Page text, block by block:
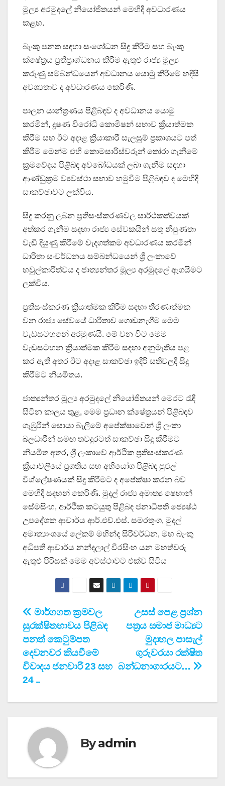
මූල්‍ය අරමුදලේ නියෝජිතයන් මෙහිදී අවධාරණය
කළහ.
බැංකු පනත සඳහා සංශෝධන සිදු කිරීම සහ බැංකු
ක්ෂේත්‍රය ප්‍රතිප්‍රාග්ධනය කිරීම ඇතුළු රාජ්‍ය මූල්‍ය
කරුණු සම්බන්ධයෙන් අවධානය යොමු කිරීමේ හදිසි
අවශ්‍යතාව ද අවධාරණය කෙරිණි.
පාලන යාන්ත්‍රණය පිළිබඳව ද අවධානය යොමු
කරමින්, දූෂණ විරෝධී කොමිෂන් සභාව ක්‍රියාත්මක
කිරීම සහ ඊට අදාළ ක්‍රියාකාරී සැලසුම් ප්‍රකාශයට පත්
කිරීම මෙන්ම එහි කොමසාරිස්වරුන් තෝරා ගැනීමේ
ක්‍රමවේදය පිළිබඳ අවබෝධයක් ලබා ගැනීම සඳහා
ආණ්ඩුක්‍රම ව්‍යවස්ථා සභාව හමුවීම පිළිබඳව ද මෙහිදී
සාකච්ඡාවට ලක්විය.
සිදු කරනු ලබන ප්‍රතිසංස්කරණවල සාර්ථකත්වයක්
අත්කර ගැනීම සඳහා රාජ්‍ය සේවකයින් සතු නිපුණතා
වැඩි දියුණු කිරීමේ වැදගත්කම අවධාරණය කරමින්
ධාරිතා සංවර්ධනය සම්බන්ධයෙන් ශ්‍රී ලංකාවේ
හවුල්කාරිත්වය ද ජාත්‍යන්තර මූල්‍ය අරමුදලේ ඇගයීමට
ලක්විය.
ප්‍රතිසංස්කරණ ක්‍රියාත්මක කිරීම සඳහා තීරණාත්මක
වන රාජ්‍ය සේවයේ ධාරිතාව ගොඩනැගීම මෙම
වැඩසටහනේ අරමුණයි. මේ වන විට මෙම
වැඩසටහන ක්‍රියාත්මක කිරීම සඳහා අනුමැතිය පළ
කර ඇති අතර ඊට අදාළ සාකච්ඡා ඉදිරි සතිවලදී සිදු
කිරීමට නියමිතය.
ජාත්‍යන්තර මූල්‍ය අරමුදලේ නියෝජිතයන් මෙරට රැඳී
සිටින කාලය තුළ, මෙම ප්‍රධාන ක්ෂේත්‍රයන් පිළිබඳව
ගැඹුරින් සොයා බැලීමේ අපේක්ෂාවෙන් ශ්‍රී ලංකා
බලධාරීන් සමඟ තවදුරටත් සාකච්ඡා සිදු කිරීමට
නියමිත අතර, ශ්‍රී ලංකාවේ ආර්ථික ප්‍රතිසංස්කරණ
ක්‍රියාවලියේ ප්‍රගතිය සහ අභියෝග පිළිබඳ පුළුල්
විශ්ලේෂණයක් සිදු කිරීමට ද අපේක්ෂා කරන බව
මෙහිදී සඳහන් කෙරිණි. මුදල් රාජ්‍ය අමාත්‍ය ෂෙහාන්
සේමසිංහ, ආර්ථික කටයුතු පිළිබඳ ජනාධිපති ජ්‍යෙෂ්ඨ
උපදේශක ආචාර්ය ආර්.එච්.එස්. සමරතුංග, මුදල්
අමාත්‍යාංශයේ ලේකම් මහින්ද සිරිවර්ධන, මහ බැංකු
අධිපති ආචාර්ය නන්දලාල් වීරසිංහ යන මහත්වරු
ඇතුළු පිරිසක් මෙම අවස්ථාවට එක්ව සිටිය
Post
navigation
උසස් පෙළ ප්‍රශ්න
පත්‍රය සමාජ මාධ්‍යට
මුදාහල පාසැල්
ගුරුවරයා රක්ෂිත
බන්ධනාගාරයට…
මාර්ගගත ක්‍රමවල
සුරක්ෂිතභාවය පිළිබඳ
පනත් කෙටුම්පත
දෙවනවර කියවීමේ
විවාදය ජනවාරි 23 සහ
24 ..
Byadmin